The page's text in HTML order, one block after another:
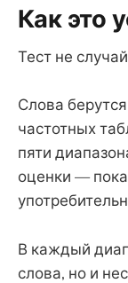
Как это
Тест не
Слова
частотных
пяти
оценки —
В каждый
слова, но и